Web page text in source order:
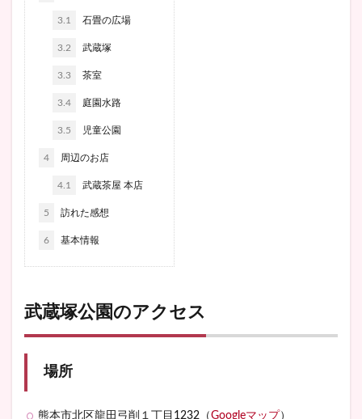
3.1 石畳の広場
3.2 武蔵塚
3.3 茶室
3.4 庭園水路
3.5 児童公園
4 周辺のお店
4.1 武蔵茶屋 本店
5 訪れた感想
6 基本情報
武蔵塚公園のアクセス
場所
熊本市北区龍田弓削１丁目1232（Googleマップ ）